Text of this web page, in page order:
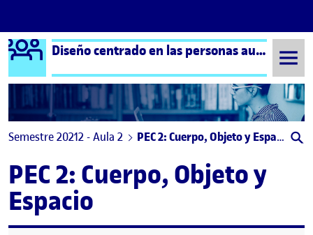
Saltar al contenido
Logo Ágora Diseño centrado en las personas aula 2
Semestre 20212 - Aula 2 PEC 2: Cuerpo, Objeto y Espacio
PEC 2: Cuerpo, Objeto y
Espacio